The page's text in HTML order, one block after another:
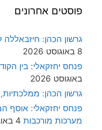
פוסטים אחרונים
גרשון הכהן:
8 באוגוסט 2026
פנחס יחזקאלי: בין
באוגוסט 2026
גרשון הכהן:
פנחס יחזקאלי: אוסף
מערכות מורכבות 4 באוגוסט 2026